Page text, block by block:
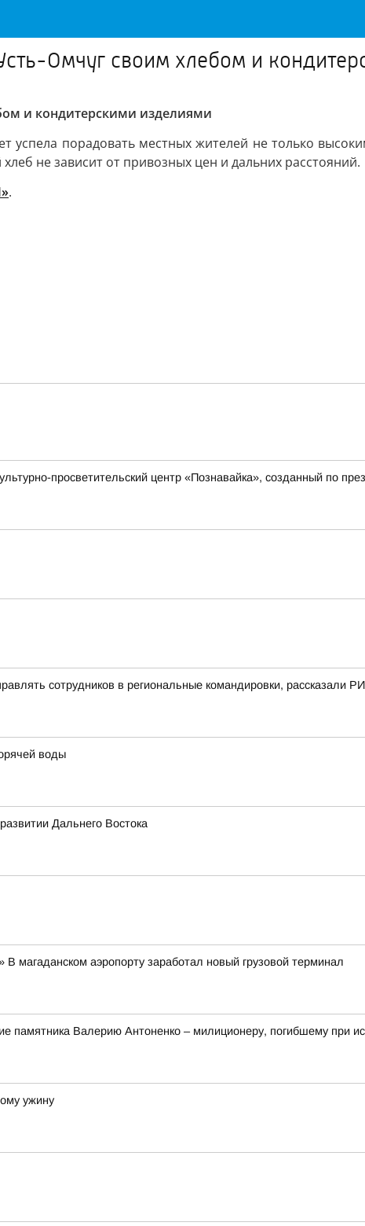
Омчуг своим хлебом и
и кондитерскими изделиями
успела порадовать местных жителей не только
не зависит от привозных цен и дальних расстояний.
.
просветительский центр «Познавайка», созданный по
сотрудников в региональные командировки, рассказали
воды
Дальнего Востока
магаданском аэропорту заработал новый грузовой терминал
памятника Валерию Антоненко – милиционеру, погибшему при
ужину